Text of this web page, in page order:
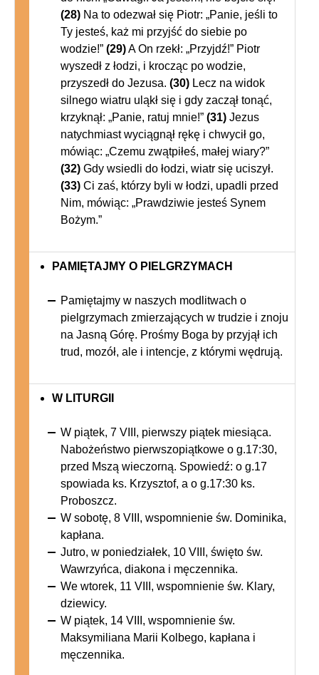
(28) Na to odezwał się Piotr: „Panie, jeśli to
Ty jesteś, każ mi przyjść do siebie po
wodzie!” (29)A On rzekł: „Przyjdź!” Piotr
wyszedł z łodzi, i krocząc po wodzie,
przyszedł do Jezusa. (30) Lecz na widok
silnego wiatru uląkł się i gdy zaczął tonąć,
krzyknął: „Panie, ratuj mnie!” (31) Jezus
natychmiast wyciągnął rękę i chwycił go,
mówiąc: „Czemu zwątpiłeś, małej wiary?”
(32) Gdy wsiedli do łodzi, wiatr się uciszył.
(33) Ci zaś, którzy byli w łodzi, upadli przed
Nim, mówiąc: „Prawdziwie jesteś Synem
Bożym.”
PAMIĘTAJMY O PIELGRZYMACH
Pamiętajmy w naszych modlitwach o
pielgrzymach zmierzających w trudzie i znoju
na Jasną Górę. Prośmy Boga by przyjął ich
trud, mozół, ale i intencje, z którymi wędrują.
W LITURGII
W piątek, 7 VIII, pierwszy piątek miesiąca.
Nabożeństwo pierwszopiątkowe o g.17:30,
przed Mszą wieczorną. Spowiedź: o g.17
spowiada ks. Krzysztof, a o g.17:30 ks.
Proboszcz.
W sobotę, 8 VIII, wspomnienie św. Dominika,
kapłana.
Jutro, w poniedziałek, 10 VIII, święto św.
Wawrzyńca, diakona i męczennika.
We wtorek, 11 VIII, wspomnienie św. Klary,
dziewicy.
W piątek, 14 VIII, wspomnienie św.
Maksymiliana Marii Kolbego, kapłana i
męczennika.